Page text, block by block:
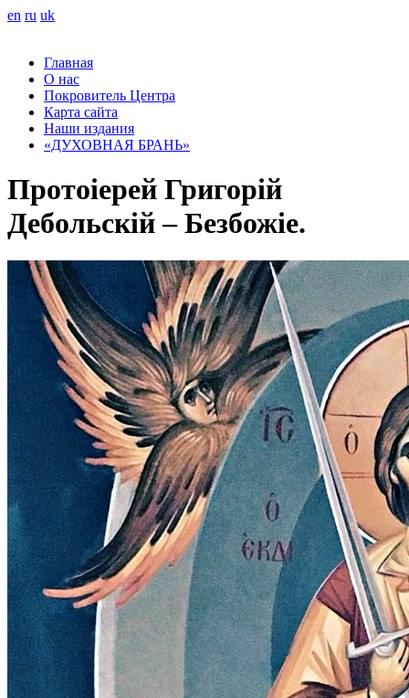
en ru uk
Главная
О нас
Покровитель Центра
Карта сайта
Наши издания
«ДУХОВНАЯ БРАНЬ»
Протоіерей Григорій
Дебольскій – Безбожіе.